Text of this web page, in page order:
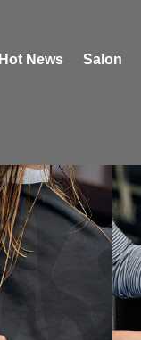
Hot News Salon